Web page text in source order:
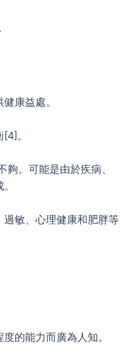
康益處。
。
。可能是由於疾病、
敏、心理健康和肥胖等
的能力而廣為人知。